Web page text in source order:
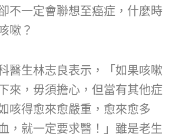
不一定會聯想至癌症，什麼時
嗽？
醫生林志良表示，「如果咳嗽
來，毋須擔心，但當有其他症
咳得愈來愈嚴重，愈來愈多
，就一定要求醫！」雖是老生